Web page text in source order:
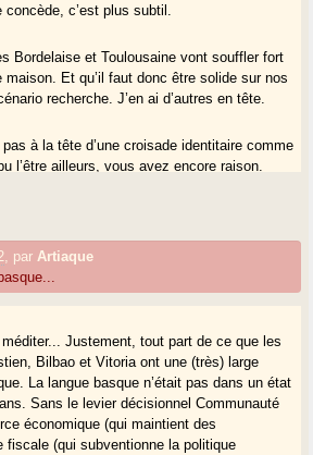
c’est plus subtil.
Bordelaise et Toulousaine vont souffler fort
maison. Et qu’il faut donc être solide sur nos
recherche. J’en ai d’autres en tête.
à la tête d’une croisade identitaire comme
l’être ailleurs, vous avez encore raison.
à des audacieux (je veux croire qu’il
de s’exprimer et de sortir de l’inertie, c’est
départements redessinés au Sud de
auraient un certain sex-appeal, une
économique et culturelle, ça je persiste à
arrière-pays intéressants pour soutenir
et Toulousains ?
par Artiaque
méditer... Justement, tout part de ce que les
Bilbao et Vitoria ont une (très) large
La langue basque n’était pas dans un état
Sans le levier décisionnel Communauté
économique (qui maintient des
fiscale (qui subventionne la politique